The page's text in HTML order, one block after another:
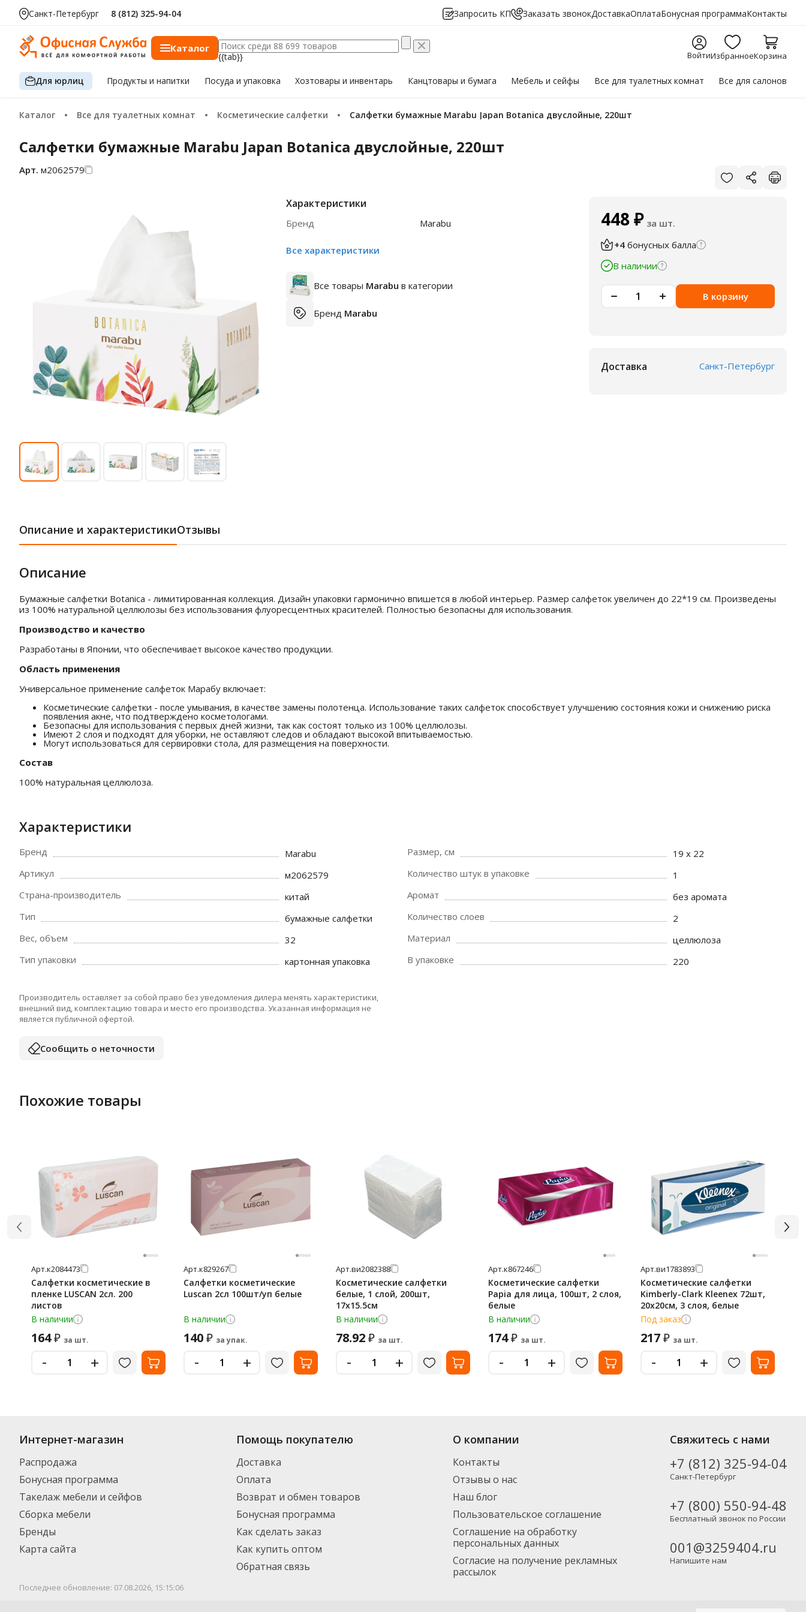
Санкт-Петербург 8 (812) 325-94-04 Запросить КП Заказать звонокДоставкаОплатаБонусная программаКонтакты
Каталог
{{tab}} ВойтиИзбранноеКорзина
Для юрлиц Продуктыи напитки Посуда и упаковка Хозтоварыи инвентарь Канцтовары и бумага Мебельи сейфы Все для туалетных комнат Все для салонов
Каталог Все для туалетных комнат Косметические салфетки Салфетки бумажные Marabu Japan Botanica двуслойные, 220шт
Салфетки бумажные Marabu Japan Botanica двуслойные, 220шт
Арт. м2062579
Характеристики
Бренд Marabu
Все характеристики
Все товары Marabu в категории
Бренд Marabu
448₽ за шт.
+4 бонусных балла
В наличии
В корзину
Доставка Санкт-Петербург
Описание и характеристикиОтзывы
Описание
Бумажные салфетки Botanica - лимитированная коллекция. Дизайн упаковки гармонично впишется в любой интерьер. Размер салфеток увеличен до 22*19 см. Произведены
из 100% натуральной целлюлозы без использования флуоресцентных красителей. Полностью безопасны для использования.
Производство и качество
Разработаны в Японии, что обеспечивает высокое качество продукции.
Область применения
Универсальное применение салфеток Марабу включает:
Косметические салфетки - после умывания, в качестве замены полотенца. Использование таких салфеток способствует улучшению состояния кожи и снижению риска
появления акне, что подтверждено косметологами.
Безопасны для использования с первых дней жизни, так как состоят только из 100% целлюлозы.
Имеют 2 слоя и подходят для уборки, не оставляют следов и обладают высокой впитываемостью.
Могут использоваться для сервировки стола, для размещения на поверхности.
Состав
100% натуральная целлюлоза.
Характеристики
Бренд
Marabu
Артикул
м2062579
Страна-производитель
китай
Тип
бумажные салфетки
Вес, объем
32
Тип упаковки
картонная упаковка
Размер, см
19 х 22
Количество штук в упаковке
1
Аромат
без аромата
Количество слоев
2
Материал
целлюлоза
В упаковке
220
Производитель оставляет за собой право без уведомления дилера менять характеристики,
внешний вид, комплектацию товара и место его производства. Указанная информация не
является публичной офертой.
Сообщить о неточности
Похожие товары
Арт.к2084473
Салфетки косметические в
пленке LUSCAN 2сл. 200
листов
В наличии
164₽ за шт.
- +
Арт.к829267
Салфетки косметические
Luscan 2сл 100шт/уп белые
В наличии
140₽ за упак.
- +
Арт.ви2082388
Косметические салфетки
белые, 1 слой, 200шт,
17х15.5см
В наличии
78.92₽ за шт.
- +
Арт.к867246
Косметические салфетки
Papia для лица, 100шт, 2 слоя,
белые
В наличии
174₽ за шт.
- +
Арт.ви1783893
Косметические салфетки
Kimberly-Clark Kleenex 72шт,
20х20см, 3 слоя, белые
Под заказ
217₽ за шт.
- +
Интернет-магазин
Распродажа
Бонусная программа
Такелаж мебели и сейфов
Сборка мебели
Бренды
Карта сайта
Помощь покупателю
Доставка
Оплата
Возврат и обмен товаров
Бонусная программа
Как сделать заказ
Как купить оптом
Обратная связь
О компании
Контакты
Отзывы о нас
Наш блог
Пользовательское соглашение
Соглашение на обработку
персональных данных
Согласие на получение рекламных
рассылок
Свяжитесь с нами
+7 (812) 325-94-04
Санкт-Петербург
+7 (800) 550-94-48
Бесплатный звонок по России
001@3259404.ru
Напишите нам
Последнее обновление: 07.08.2026, 15:15:06